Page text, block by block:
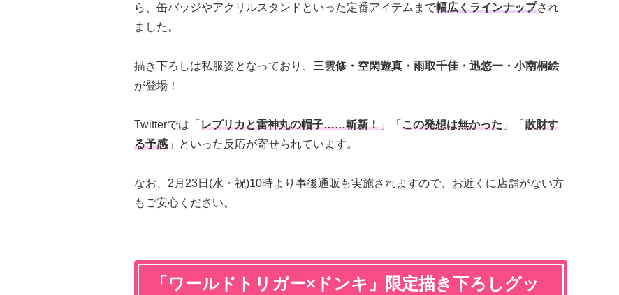
ら、缶バッジやアクリルスタンドといった定番アイテムまで幅広くラインナップされ
ました。
描き下ろしは私服姿となっており、 三雲修・空閑遊真・雨取千佳・迅悠一・小南桐絵
が登場！
Twitterでは「 レプリカと雷神丸の帽子……斬新！ 」「 この発想は無かった 」「 散財す
る予感 」といった反応が寄せられています。
なお、2月23日(水・祝)10時より事後通販も実施されますので、お近くに店舗がない方
もご安心ください。
「ワールドトリガー×ドンキ」限定描き下ろしグッ